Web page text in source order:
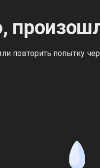
повторить попытку